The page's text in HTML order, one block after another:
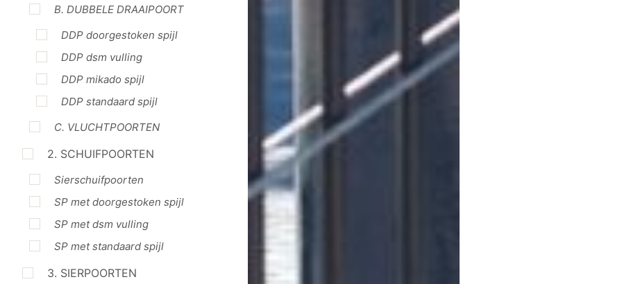
B. DUBBELE DRAAIPOORT
DDP doorgestoken spijl
DDP dsm vulling
DDP mikado spijl
DDP standaard spijl
C. VLUCHTPOORTEN
2. SCHUIFPOORTEN
Sierschuifpoorten
SP met doorgestoken spijl
SP met dsm vulling
SP met standaard spijl
3. SIERPOORTEN